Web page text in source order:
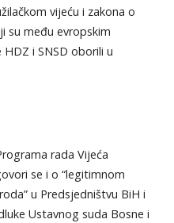
vijeću i zakona o
su među evropskim
i SNSD oborili u
rada Vijeća
se i o “legitimnom
u Predsjedništvu BiH i
Ustavnog suda Bosne i